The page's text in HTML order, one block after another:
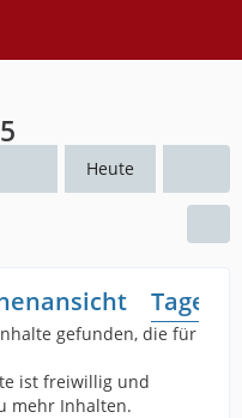
Heute
gefunden, die für
ist freiwillig und
mehr Inhalten.